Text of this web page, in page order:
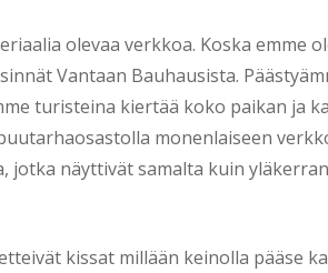
olevaa verkkoa. Koska emme
Vantaan Bauhausista.
turisteina kiertää koko paikan ja
monenlaiseen
näyttivät samalta kuin
kissat millään keinolla pääse